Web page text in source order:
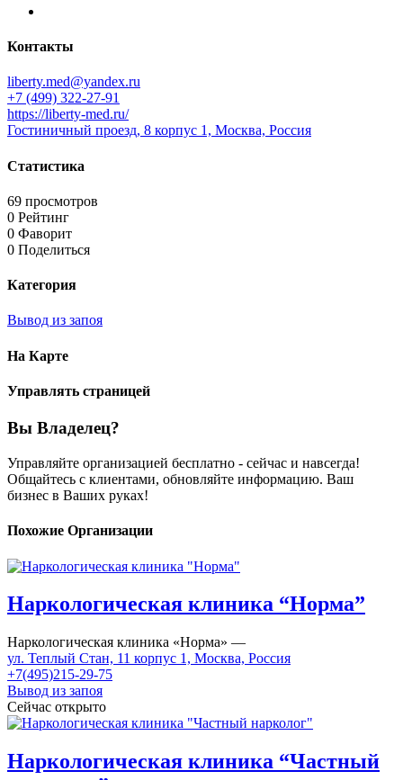
Контакты
liberty.med@yandex.ru
+7 (499) 322-27-91
https://liberty-med.ru/
Гостиничный проезд, 8 корпус 1, Москва, Россия
Статистика
69 просмотров
0 Рейтинг
0 Фаворит
0 Поделиться
Категория
Вывод из запоя
На Карте
Управлять страницей
Вы Владелец?
Управляйте организацией бесплатно - сейчас и навсегда!
Общайтесь с клиентами, обновляйте информацию. Ваш
бизнес в Ваших руках!
Похожие Организации
Наркологическая клиника “Норма”
Наркологическая клиника «Норма» —
ул. Теплый Стан, 11 корпус 1, Москва, Россия
+7(495)215-29-75
Вывод из запоя
Сейчас открыто
Наркологическая клиника “Частный